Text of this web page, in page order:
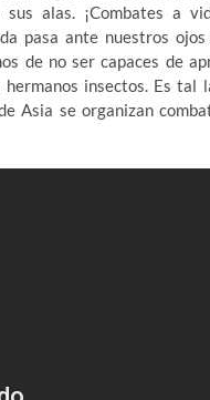
alas. ¡Combates a
pasa ante nuestros ojos
de no ser capaces de
insectos. Es tal
Asia se organizan